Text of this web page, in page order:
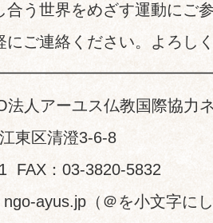
合う世界をめざす運動にご
にご連絡ください。よろし
法人アーユス仏教国際協力
東区清澄3-6-8
FAX：03-3820-5832
ayus.jp（＠を小文字に